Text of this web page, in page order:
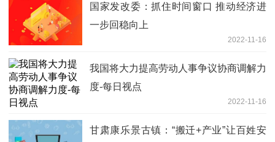
国家发改委：抓住时间窗口 推动经济进
一步回稳向上
2022-11-16
我国将大力提高劳动人事争议协商调解力
度-每日视点
2022-11-16
甘肃康乐景古镇：“搬迁+产业”让百姓安